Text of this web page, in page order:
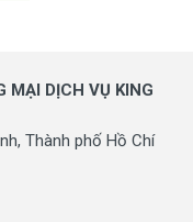
MẠI DỊCH VỤ KING
Thành phố Hồ Chí